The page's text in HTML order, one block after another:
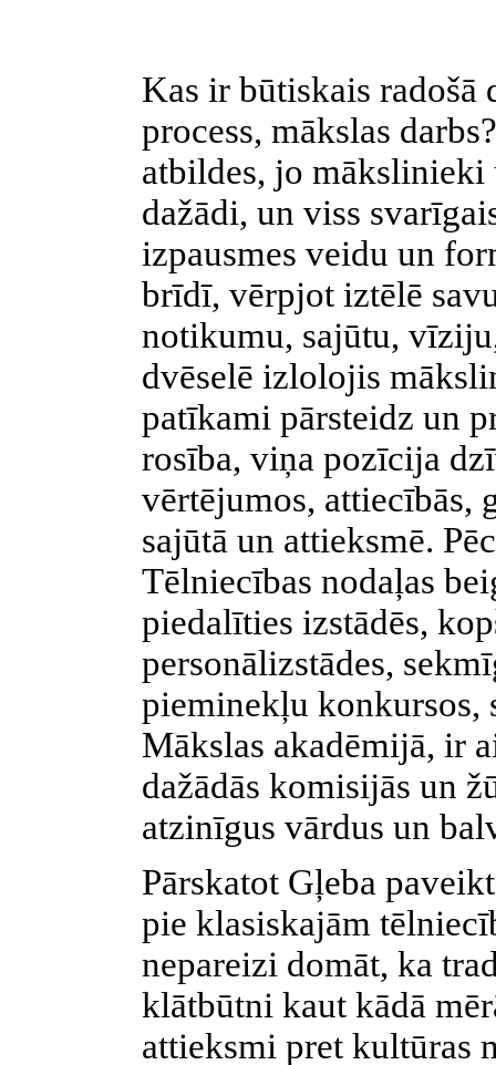
Kas ir būtiskais radošā
process, mākslas
atbildes, jo
dažādi, un viss
izpausmes veidu un
brīdī, vērpjot iztēlē
notikumu, sajūtu,
dvēselē izlolojis
patīkami pārsteidz un
rosība, viņa pozīcija
vērtējumos, attiecībās,
sajūtā un attieksmē.
Tēlniecības nodaļas
piedalīties izstādēs,
personālizstādes,
pieminekļu konkursos,
Mākslas akadēmijā, ir
dažādās komisijās un
atzinīgus vārdus un
Pārskatot Gļeba
pie klasiskajām
nepareizi domāt, ka
klātbūtni kaut kādā
attieksmi pret kultūras